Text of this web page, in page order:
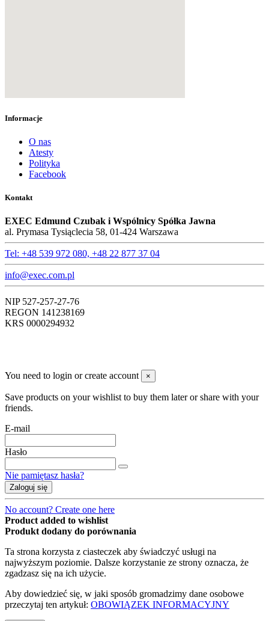
Informacje
O nas
Atesty
Polityka
Facebook
Kontakt
EXEC Edmund Czubak i Wspólnicy Spółka Jawna
al. Prymasa Tysiąclecia 58, 01-424 Warszawa
Tel: +48 539 972 080, +48 22 877 37 04
info@exec.com.pl
NIP 527-257-27-76
REGON 141238169
KRS 0000294932
You need to login or create account ×
Save products on your wishlist to buy them later or share with your
friends.
E-mail
Hasło
Nie pamiętasz hasła?
Zaloguj się
No account? Create one here
Product added to wishlist
Produkt dodany do porównania
Ta strona korzysta z ciasteczek aby świadczyć usługi na
najwyższym poziomie. Dalsze korzystanie ze strony oznacza, że
zgadzasz się na ich użycie.
Aby dowiedzieć się, w jaki sposób gromadzimy dane osobowe
przeczytaj ten artykuł: OBOWIĄZEK INFORMACYJNY